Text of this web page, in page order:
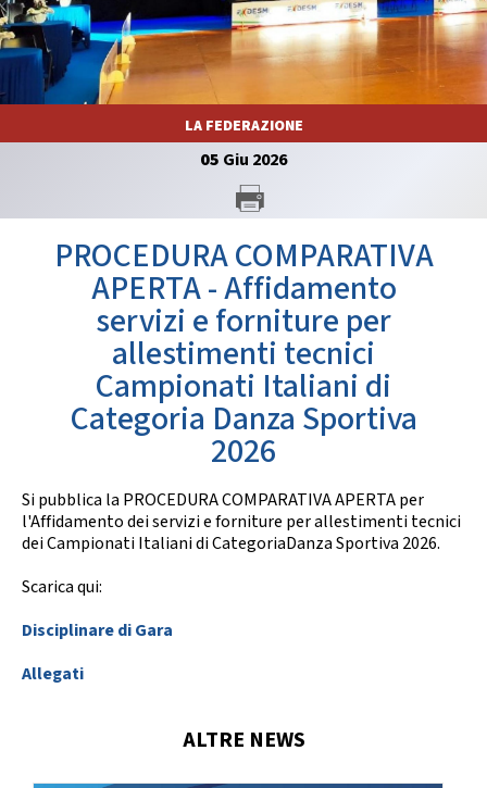
GARE
Contatti
Tesseramento Territorio
Formazione Albo Soci
Calendario Gare Media
LA FEDERAZIONE
05 Giu 2026
PROCEDURA COMPARATIVA
APERTA - Affidamento
servizi e forniture per
allestimenti tecnici
Campionati Italiani di
Categoria Danza Sportiva
2026
Si pubblica la PROCEDURA COMPARATIVA APERTA per
l'Affidamento dei servizi e forniture per allestimenti tecnici
dei Campionati Italiani di CategoriaDanza Sportiva 2026.
Scarica qui:
Disciplinare di Gara
Allegati
ALTRE NEWS